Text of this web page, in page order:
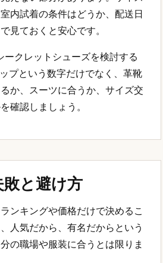
内試着の条件はどうか、配送日
見ておくと安心です。
ークレットシューズを検討する
プという数字だけでなく、革靴
か、スーツに合うか、サイズ交
確認しましょう。
と避け方
ンキングや価格だけで決めるこ
人気だから、有名だからという
の職場や服装に合うとは限りま